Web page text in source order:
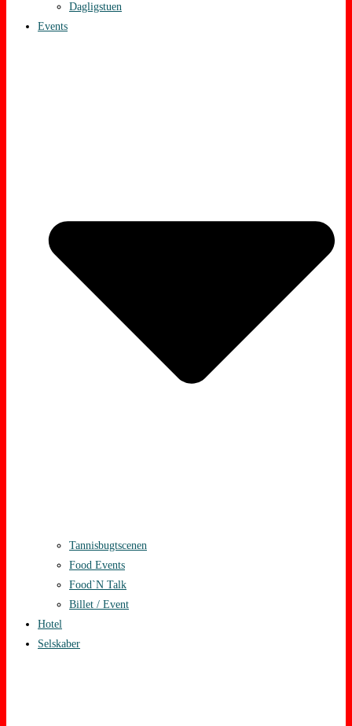
Dagligstuen
Events
Tannisbugtscenen
Food Events
Food`N Talk
Billet / Event
Hotel
Selskaber